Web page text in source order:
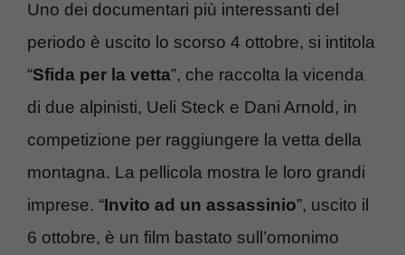
Uno dei documentari più interessanti del
periodo è uscito lo scorso 4 ottobre, si intitola
“Sfida per la vetta”, che raccolta la vicenda
di due alpinisti, Ueli Steck e Dani Arnold, in
competizione per raggiungere la vetta della
montagna. La pellicola mostra le loro grandi
imprese. “Invito ad un assassinio”, uscito il
6 ottobre, è un film bastato sull’omonimo